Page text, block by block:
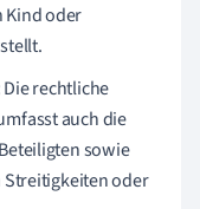
Kind oder
rechtliche
auch die
sowie
Streitigkeiten oder